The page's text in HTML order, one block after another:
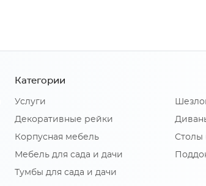
Категории
Услуги
Декоративные рейки
Корпусная мебель
Мебель для сада и дачи
Тумбы для сада и дачи
Столы